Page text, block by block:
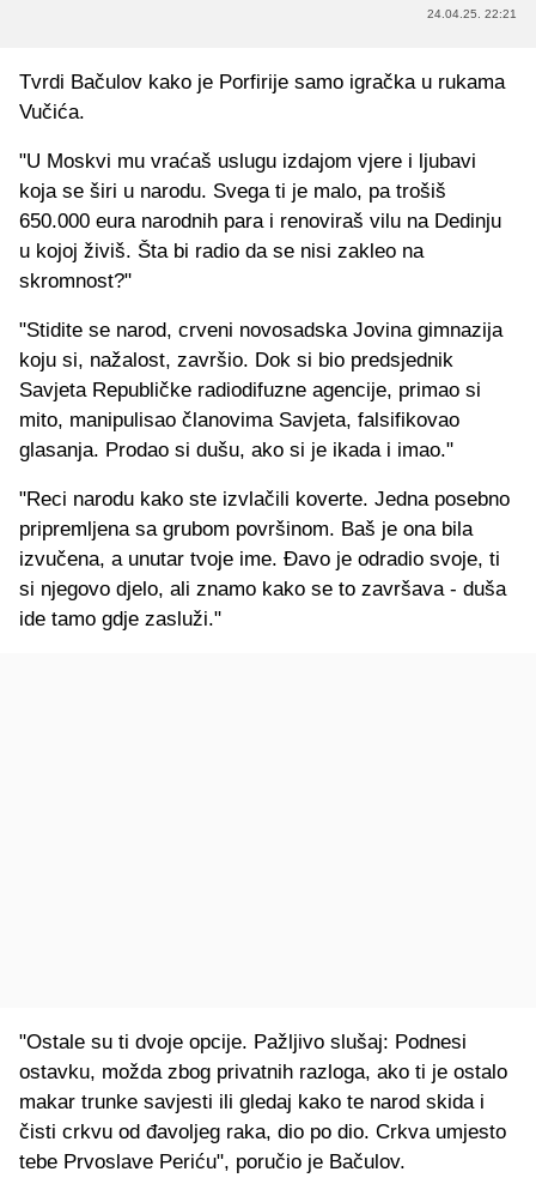
24.04.25. 22:21
Tvrdi Bačulov kako je Porfirije samo igračka u rukama
Vučića.
"U Moskvi mu vraćaš uslugu izdajom vjere i ljubavi
koja se širi u narodu. Svega ti je malo, pa trošiš
650.000 eura narodnih para i renoviraš vilu na Dedinju
u kojoj živiš. Šta bi radio da se nisi zakleo na
skromnost?"
"Stidite se narod, crveni novosadska Jovina gimnazija
koju si, nažalost, završio. Dok si bio predsjednik
Savjeta Republičke radiodifuzne agencije, primao si
mito, manipulisao članovima Savjeta, falsifikovao
glasanja. Prodao si dušu, ako si je ikada i imao."
"Reci narodu kako ste izvlačili koverte. Jedna posebno
pripremljena sa grubom površinom. Baš je ona bila
izvučena, a unutar tvoje ime. Đavo je odradio svoje, ti
si njegovo djelo, ali znamo kako se to završava - duša
ide tamo gdje zasluži."
"Ostale su ti dvoje opcije. Pažljivo slušaj: Podnesi
ostavku, možda zbog privatnih razloga, ako ti je ostalo
makar trunke savjesti ili gledaj kako te narod skida i
čisti crkvu od đavoljeg raka, dio po dio. Crkva umjesto
tebe Prvoslave Periću", poručio je Bačulov.